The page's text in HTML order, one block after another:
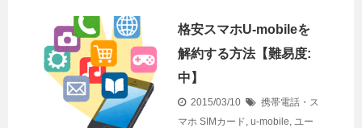
格安スマホU-mobileを
解約する方法【難易度:
中】
2015/03/10
携帯電話・ス
マホ SIMカード, u-mobile, ユー